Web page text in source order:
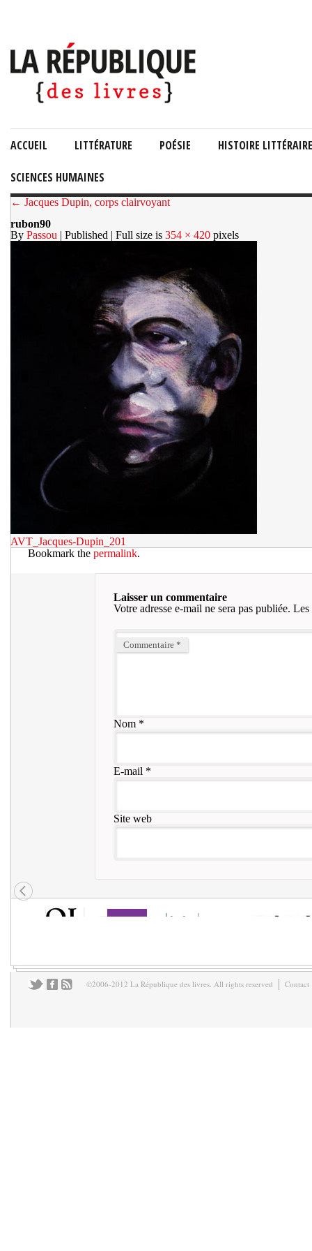
ACCUEIL LITTÉRATURE POÉSIE HISTOIRE LITTÉRAIRE
SCIENCES HUMAINES
← Jacques Dupin, corps clairvoyant
rubon90
By Passou | Published | Full size is 354 × 420 pixels
AVT_Jacques-Dupin_201
Bookmark the permalink.
Laisser un commentaire
Votre adresse e-mail ne sera pas publiée. Les
Commentaire *
Nom*
E-mail *
Site web
©2006-2012 La République des livres. All rights reserved Contact